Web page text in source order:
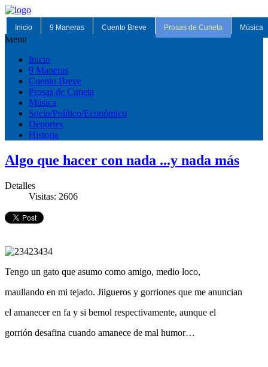
Inicio 9 Maneras Cuento Breve Prosas de Cuneta Música
Menu
Inicio
9 Maneras
Cuento Breve
Prosas de Cuneta
Música
Socio/Político/Económico
Deportes
Historia
Algo que hacer con nada ...y nada más
Detalles
Visitas: 2606
Tengo un gato que asumo como amigo, medio loco,
maullando en mi tejado. Jilgueros y gorriones que me anuncian
el amanecer en fa y si bemol respectivamente, aunque el
gorrión desafina cuando amanece de mal humor…